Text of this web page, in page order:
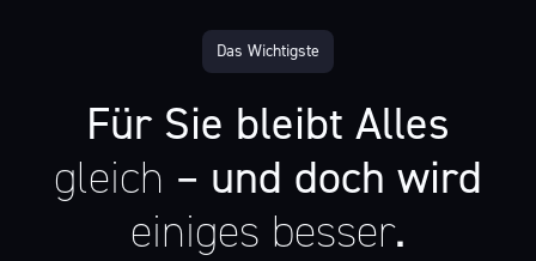
Das Wichtigste
Für Sie bleibt Alles
gleich – und doch wird
einiges besser.